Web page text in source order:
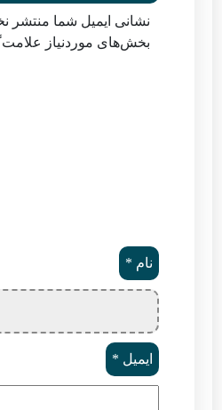
نشانی ایمیل شما منتشر
بخش‌های موردنیاز
نام *
ایمیل *